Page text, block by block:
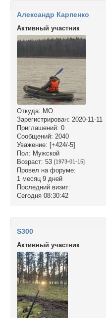
Александр Карпенко
Активный участник
Откуда: МО
Зарегистрирован: 2020-11-11
Приглашений: 0
Сообщений: 2040
Уважение: [+424/-5]
Пол: Мужской
Возраст: 53 [1973-01-15]
Провел на форуме:
1 месяц 9 дней
Последний визит:
Сегодня 08:30:42
S300
Активный участник